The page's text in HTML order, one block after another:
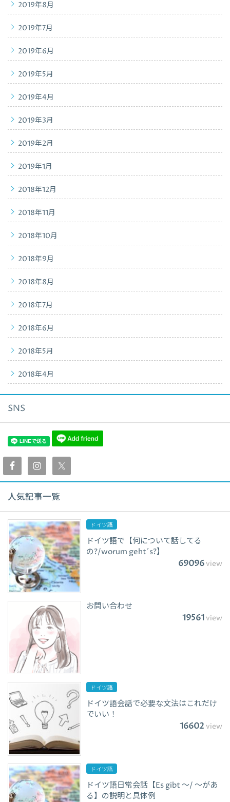
2019年8月
2019年7月
2019年6月
2019年5月
2019年4月
2019年3月
2019年2月
2019年1月
2018年12月
2018年11月
2018年10月
2018年9月
2018年8月
2018年7月
2018年6月
2018年5月
2018年4月
SNS
人気記事一覧
ドイツ語
ドイツ語で【何について話してる
の?/worum geht´s?】
69096view
お問い合わせ
19561view
ドイツ語
ドイツ語会話で必要な文法はこれだけ
でいい！
16602 view
ドイツ語
ドイツ語日常会話【Es gibt ～/ ～があ
る】の説明と具体例